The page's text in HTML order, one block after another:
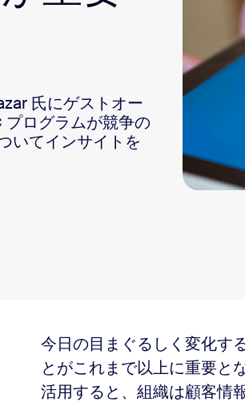
氏にゲストオー
ログラムが競争の
いてインサイトを
今日の目まぐるしく変化す
とがこれまで以上に重要と
活用すると、組織は顧客情